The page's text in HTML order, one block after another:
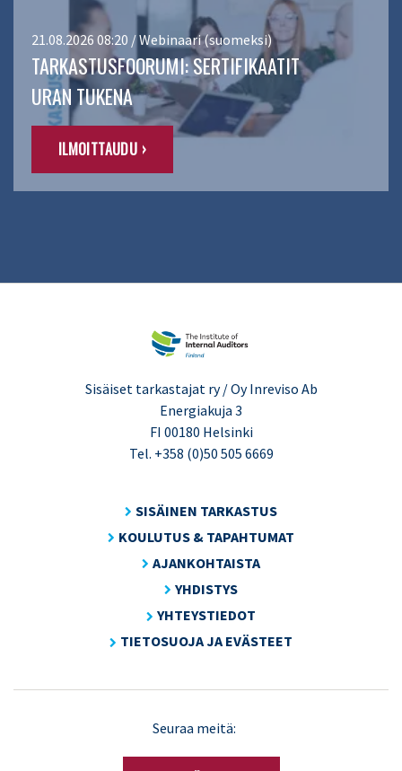
21.08.2026 08:20 / Webinaari (suomeksi)
TARKASTUSFOORUMI: SERTIFIKAATIT
URAN TUKENA
ILMOITTAUDU ›
Sisäiset tarkastajat ry / Oy Inreviso Ab
Energiakuja 3
FI 00180 Helsinki
Tel. +358 (0)50 505 6669
SISÄINEN TARKASTUS
KOULUTUS & TAPAHTUMAT
AJANKOHTAISTA
YHDISTYS
YHTEYSTIEDOT
TIETOSUOJA JA EVÄSTEET
Seuraa meitä: